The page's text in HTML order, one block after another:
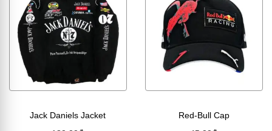
Jack Daniels Jacket
Red-Bull Cap